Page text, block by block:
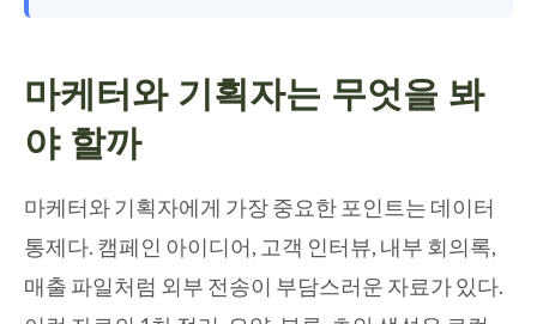
마케터와 기획자는 무엇을 봐
야 할까
마케터와 기획자에게 가장 중요한 포인트는 데이터
통제다. 캠페인 아이디어, 고객 인터뷰, 내부 회의록,
매출 파일처럼 외부 전송이 부담스러운 자료가 있다.